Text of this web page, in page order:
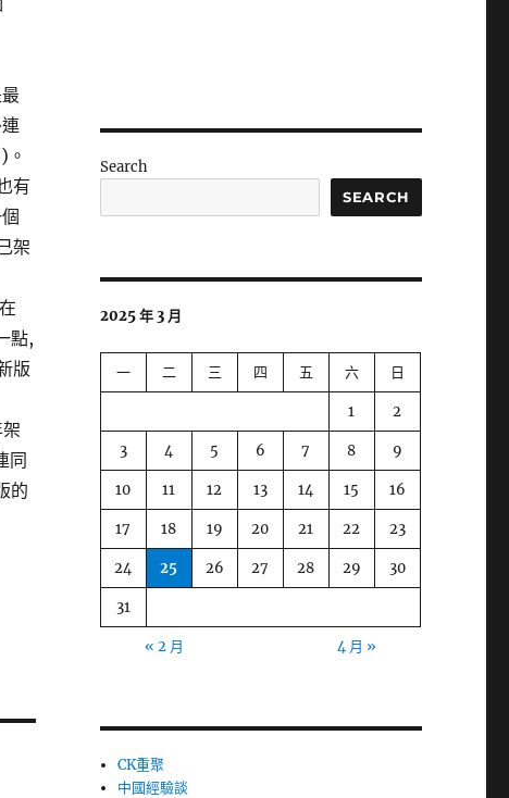
有
架
點,
版
同
的
Search
SEARCH
2025 年 3 月
一 二 三 四 五 六 日
1 2
3 4 5 6 7 8 9
10 11 12 13 14 15 16
17 18 19 20 21 22 23
24 25 26 27 28 29 30
31
« 2 月 4 月 »
CK重聚
中國經驗談